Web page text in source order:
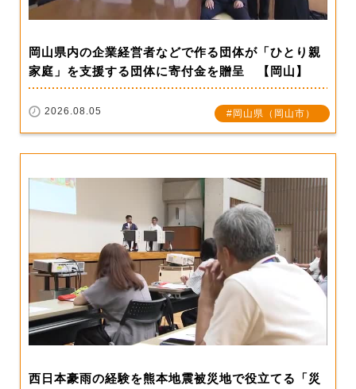
岡山県内の企業経営者などで作る団体が「ひとり親
家庭」を支援する団体に寄付金を贈呈 【岡山】
2026.08.05 岡山県（岡山市）
西日本豪雨の経験を熊本地震被災地で役立てる「災